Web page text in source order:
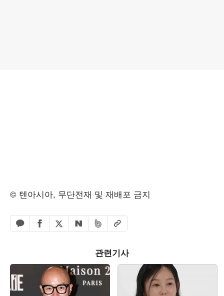
© 텐아시아, 무단전재 및 재배포 금지
카카오톡 공유하기
페이스북 공유하기
엑스 공유하기
네이버 공유하기
밴드 공유하기
URL복사
관련기사